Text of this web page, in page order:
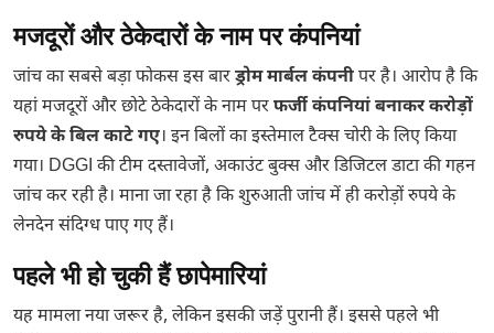
मजदूरों और ठेकेदारों के नाम पर कंपनियां
जांच का सबसे बड़ा फोकस इस बारड्रोम मार्बल कंपनीपर है। आरोप है कि
यहां मजदूरों और छोटे ठेकेदारों के नाम परफर्जी कंपनियां बनाकर करोड़ों
रुपये के बिल काटे गए। इन बिलों का इस्तेमाल टैक्स चोरी के लिए किया
गया। DGGI की टीम दस्तावेजों, अकाउंट बुक्स और डिजिटल डाटा की गहन
जांच कर रही है। माना जा रहा है कि शुरुआती जांच में ही करोड़ों रुपये के
लेनदेन संदिग्ध पाए गए हैं।
पहले भी हो चुकी हैं छापेमारियां
यह मामला नया जरूर है, लेकिन इसकी जड़ें पुरानी हैं। इससे पहले भी